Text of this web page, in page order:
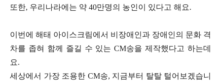
또한, 우리나라에는 약 40만명의 농인이 있다고 해요.
이번에 해태 아이스크림에서 비장애인과 장애인의 문화 격
차를 좁혀 함께 즐길 수 있는 CM송을 제작했다고 하는데
요.
세상에서 가장 조용한 CM송, 지금부터 탈탈 털어보겠습니